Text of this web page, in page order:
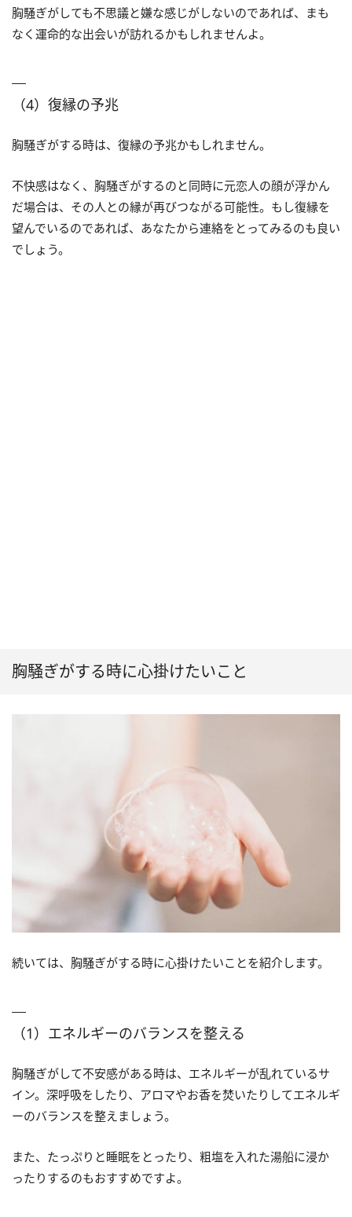
胸騒ぎがしても不思議と嫌な感じがしないのであれば、まも
なく運命的な出会いが訪れるかもしれませんよ。
（4）復縁の予兆
胸騒ぎがする時は、復縁の予兆かもしれません。
不快感はなく、胸騒ぎがするのと同時に元恋人の顔が浮かん
だ場合は、その人との縁が再びつながる可能性。もし復縁を
望んでいるのであれば、あなたから連絡をとってみるのも良い
でしょう。
胸騒ぎがする時に心掛けたいこと
続いては、胸騒ぎがする時に心掛けたいことを紹介します。
（1）エネルギーのバランスを整える
胸騒ぎがして不安感がある時は、エネルギーが乱れているサ
イン。深呼吸をしたり、アロマやお香を焚いたりしてエネルギ
ーのバランスを整えましょう。
また、たっぷりと睡眠をとったり、粗塩を入れた湯船に浸か
ったりするのもおすすめですよ。